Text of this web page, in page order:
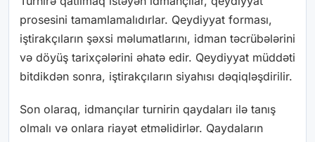
prosesini tamamlamalıdırlar. Qeydiyyat forması,
iştirakçıların şəxsi məlumatlarını, idman təcrübələrini
və döyüş tarixçələrini əhatə edir. Qeydiyyat müddəti
bitdikdən sonra, iştirakçıların siyahısı dəqiqləşdirilir.
Son olaraq, idmançılar turnirin qaydaları ilə tanış
olmalı və onlara riayət etməlidirlər. Qaydaların